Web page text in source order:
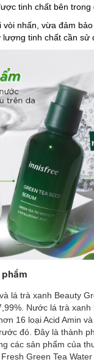
tinh chất bên trong
nhấn, vừa đảm
tinh chất cần sử
lá trà xanh Beauty
Nước lá trà xanh
16 loại Acid Amin
đó. Đây là thành
các sản phẩm của
Green Tea